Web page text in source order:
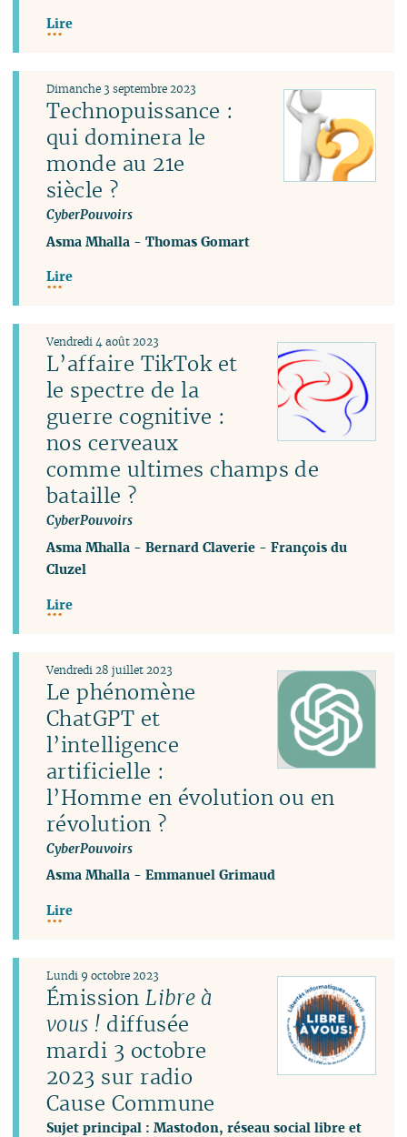
Lire
Technopuissance :
qui dominera le
monde au 21e
siècle ?
CyberPouvoirs
Dimanche 3 septembre 2023
Asma Mhalla -Thomas Gomart
Lire
L’affaire TikTok et
le spectre de la
guerre cognitive :
nos cerveaux
comme ultimes champs de
bataille ?
CyberPouvoirs
Vendredi 4 août 2023
Asma Mhalla -Bernard Claverie -François du
Cluzel
Lire
Le phénomène
ChatGPT et
l’intelligence
artificielle :
l’Homme en évolution ou en
révolution ?
CyberPouvoirs
Vendredi 28 juillet 2023
Asma Mhalla -Emmanuel Grimaud
Lire
ÉmissionLibre à
vous ! diffusée
mardi 3 octobre
2023 sur radio
Cause Commune
Sujet principal : Mastodon, réseau social libre et
Lundi 9 octobre 2023